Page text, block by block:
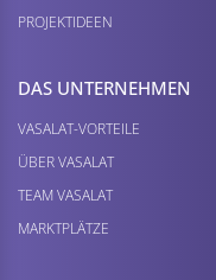
PROJEKTIDEEN
DAS UNTERNEHMEN
VASALAT-VORTEILE
ÜBER VASALAT
TEAM VASALAT
MARKTPLÄTZE